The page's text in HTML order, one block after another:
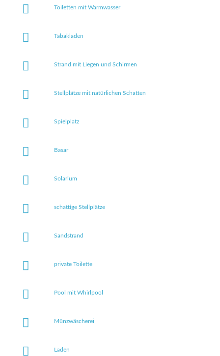
Toiletten mit Warmwasser
Tabakladen
Strand mit Liegen und Schirmen
Stellplätze mit natürlichen Schatten
Spielplatz
Basar
Solarium
schattige Stellplätze
Sandstrand
private Toilette
Pool mit Whirlpool
Münzwäscherei
Laden